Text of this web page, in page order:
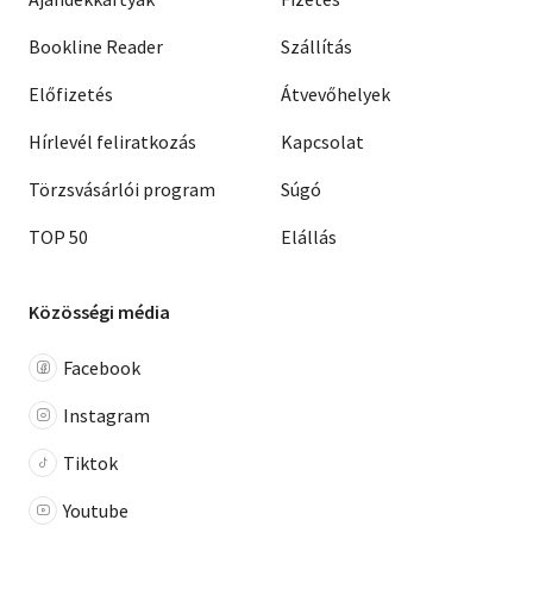
Bookline Reader
Előfizetés
Hírlevél feliratkozás
Törzsvásárlói program
TOP 50
Szállítás
Átvevőhelyek
Kapcsolat
Súgó
Elállás
Közösségi média
Facebook
Instagram
Tiktok
Youtube